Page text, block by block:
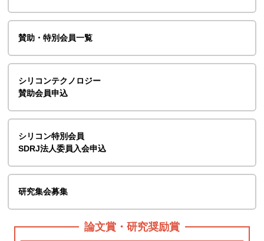
賛助・特別会員一覧
シリコンテクノロジー
賛助会員申込
シリコン特別会員
SDRJ法人委員入会申込
研究集会募集
論文賞・研究奨励賞